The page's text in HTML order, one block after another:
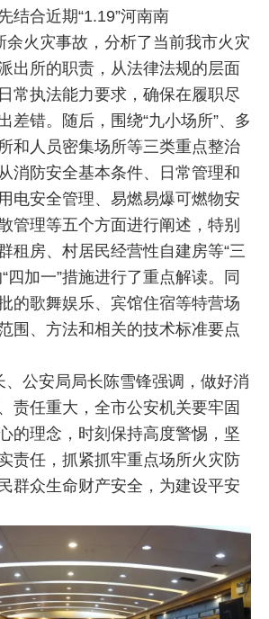
结合近期“1.19”河南南
余火灾事故，分析了当前我市火灾
出所的职责，从法律法规的层面
常执法能力要求，确保在履职尽
差错。随后，围绕“九小场所”、多
和人员密集场所等三类重点整治
消防安全基本条件、日常管理和
电安全管理、易燃易爆可燃物安
管理等五个方面进行阐述，特别
租房、村居民经营性自建房等“三
四加一”措施进行了重点解读。同
的歌舞娱乐、宾馆住宿等特营场
围、方法和相关的技术标准要点
、公安局局长陈雪锋强调，做好消
责任重大，全市公安机关要牢固
的理念，时刻保持高度警惕，坚
责任，抓紧抓牢重点场所火灾防
群众生命财产安全，为建设平安